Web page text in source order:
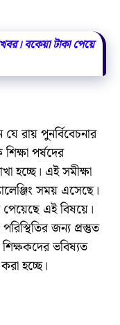
বকেয়া টাকা পেয়ে
রায় পুনর্বিবেচনার
পর্ষদের
হচ্ছে। এই সমীক্ষা
সময় এসেছে।
এই বিষয়ে।
জন্য প্রস্তুত
ভবিষ্যত
হচ্ছে।